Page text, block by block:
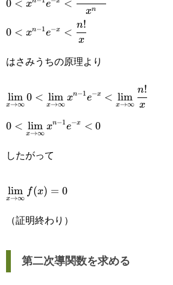
<\cfrac{x^{n-
1}n!}{x^n}
0 < x e <
xn
0<x^{n-
<\cfrac{n!}
0 < xn−1e−x <
x
n!
はさみうちの原理より
1}e^{-
x→∞
lim 0 <
x→∞
lim xn−1e−x <
x→∞
lim
x
n!
1}e^{-x}<0
0 <
x→∞
lim xn−1e−x < 0
したがって
x→∞
lim f(x) = 0
（証明終わり）
第二次導関数を求める